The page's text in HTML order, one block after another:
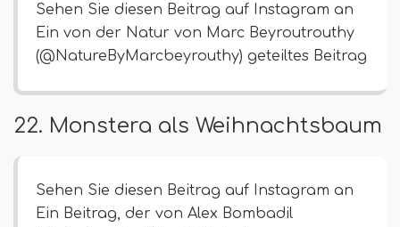
Sehen Sie diesen Beitrag auf Instagram an
Ein von der Natur von Marc Beyroutrouthy
(@NatureByMarcbeyrouthy) geteiltes Beitrag
22. Monstera als Weihnachtsbaum
Sehen Sie diesen Beitrag auf Instagram an
Ein Beitrag, der von Alex Bombadil